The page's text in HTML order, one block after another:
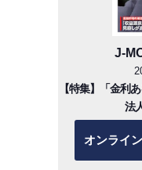
J-
【特集】「金利
法
オンライ